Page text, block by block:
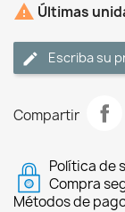
 Últimas
Escriba su
Compartir
Política de
Compra
Métodos de